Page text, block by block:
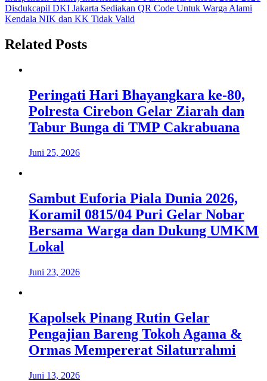
pos
Disdukcapil DKI Jakarta Sediakan QR Code Untuk Warga Alami
Kendala NIK dan KK Tidak Valid
Related Posts
Peringati Hari Bhayangkara ke-80,
Polresta Cirebon Gelar Ziarah dan
Tabur Bunga di TMP Cakrabuana
Juni 25, 2026
Sambut Euforia Piala Dunia 2026,
Koramil 0815/04 Puri Gelar Nobar
Bersama Warga dan Dukung UMKM
Lokal
Juni 23, 2026
Kapolsek Pinang Rutin Gelar
Pengajian Bareng Tokoh Agama &
Ormas Mempererat Silaturrahmi
Juni 13, 2026